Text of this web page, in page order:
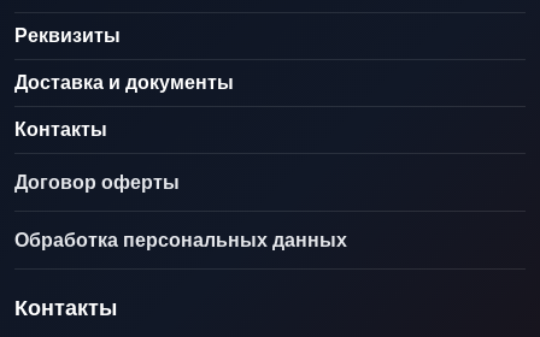
Реквизиты
Доставка и документы
Контакты
Договор оферты
Обработка персональных данных
Контакты